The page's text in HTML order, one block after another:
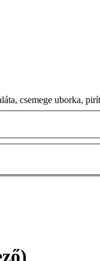
csemege uborka,